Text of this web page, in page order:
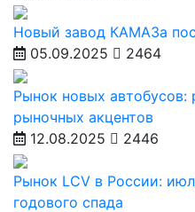
Новый завод КАМАЗа
05.09.2025
2464
Рынок новых автобусов:
рыночных акцентов
12.08.2025
2446
Рынок LCV в России:
годового спада